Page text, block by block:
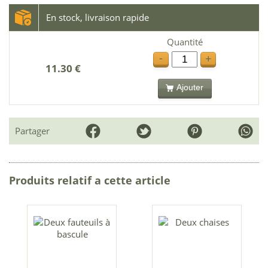
En stock, livraison rapide
11.30 €
Quantité
-
+
Ajouter
Partager
Produits relatif a cette article